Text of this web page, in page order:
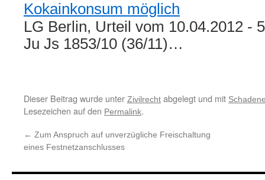
Kokainkonsum möglich
LG Berlin, Urteil vom 10.04.2012 -
Ju Js 1853/10 (36/11)…
Dieser Beitrag wurde unter Zivilrecht abgelegt und mit
Lesezeichen auf den Permalink.
← Zum Anspruch auf unverzügliche Freischaltung
eines Festnetzanschlusses